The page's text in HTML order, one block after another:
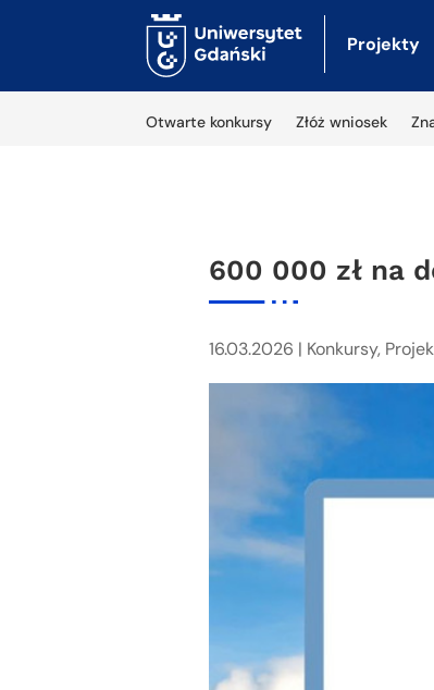
Projekty
Otwarte konkursy Złóż wniosek
600 000 zł na
16.03.2026 | Konkursy,